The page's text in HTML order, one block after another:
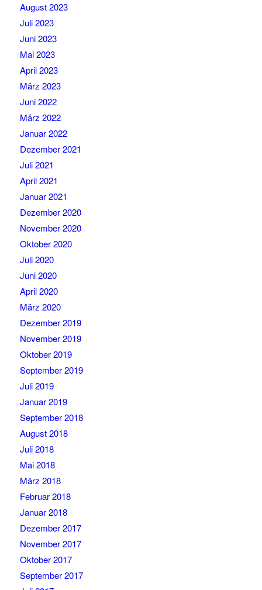
August 2023
Juli 2023
Juni 2023
Mai 2023
April 2023
März 2023
Juni 2022
März 2022
Januar 2022
Dezember 2021
Juli 2021
April 2021
Januar 2021
Dezember 2020
November 2020
Oktober 2020
Juli 2020
Juni 2020
April 2020
März 2020
Dezember 2019
November 2019
Oktober 2019
September 2019
Juli 2019
Januar 2019
September 2018
August 2018
Juli 2018
Mai 2018
März 2018
Februar 2018
Januar 2018
Dezember 2017
November 2017
Oktober 2017
September 2017